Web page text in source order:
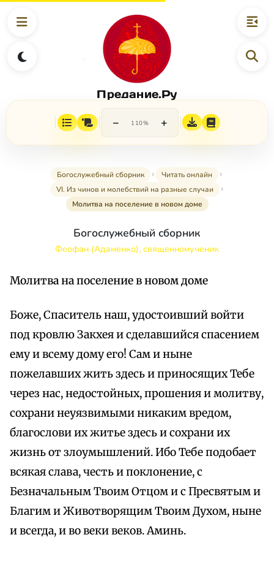
Предание.Ру
− 110% +
Богослужебный сборник
Читать онлайн
VI. Из чинов и молебствий на разные случаи
Молитва на поселение в новом доме
Богослужебный сборник
Феофан (Адаменко), священномученик
Молитва на поселение в новом доме
Боже, Спаситель наш, удостоивший войти
под кровлю Закхея и сделавшийся спасением
ему и всему дому его! Сам и ныне
пожелавших жить здесь и приносящих Тебе
через нас, недостойных, прошения и молитву,
сохрани неуязвимыми никаким вредом,
благослови их житье здесь и сохрани их
жизнь от злоумышлений. Ибо Тебе подобает
всякая слава, честь и поклонение, с
Безначальным Твоим Отцом и с Пресвятым и
Благим и Животворящим Твоим Духом, ныне
и всегда, и во веки веков. Аминь.